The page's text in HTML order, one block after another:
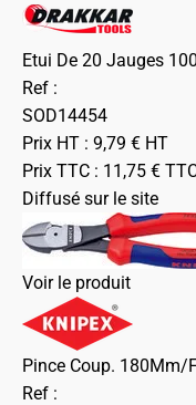
Etui De 20 Jauges
Ref :
SOD14454
Prix HT : 9,79 € HT
Prix TTC : 11,75 €
Diffusé sur le site
Voir le produit
Pince Coup. 180Mm/
Ref :